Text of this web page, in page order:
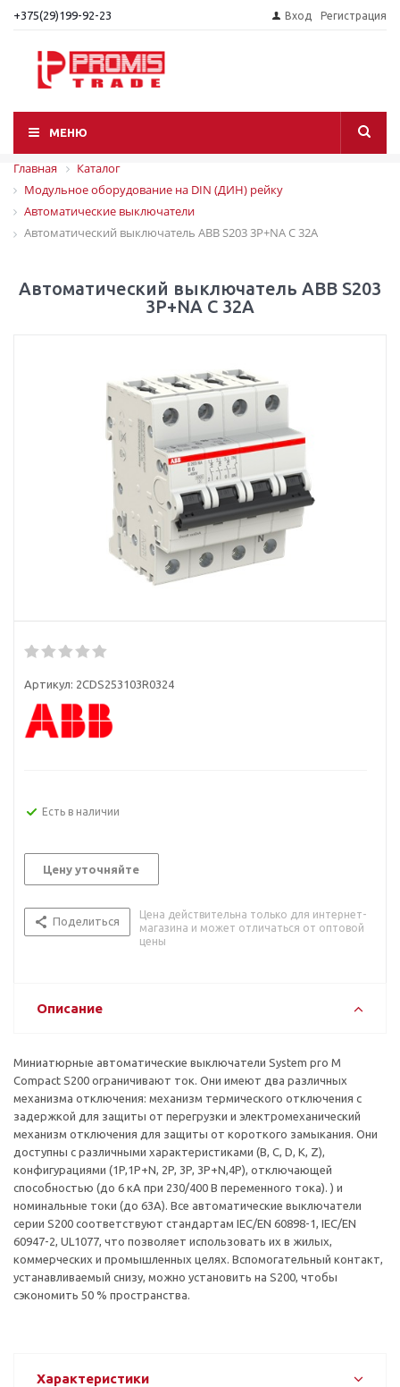
+375(29)199-92-23 Вход Регистрация
МЕНЮ
Главная
Каталог
Модульное оборудование на DIN (ДИН) рейку
Автоматические выключатели
Автоматический выключатель ABB S203 3P+NA C 32A
Автоматический выключатель ABB S203
3P+NA C 32A
Артикул: 2CDS253103R0324
Есть в наличии
Цену уточняйте
Поделиться
Цена действительна только для интернет-
магазина и может отличаться от оптовой
цены
Описание
Миниатюрные автоматические выключатели System pro M
Compact S200 ограничивают ток. Они имеют два различных
механизма отключения: механизм термического отключения с
задержкой для защиты от перегрузки и электромеханический
механизм отключения для защиты от короткого замыкания. Они
доступны с различными характеристиками (B, C, D, K, Z),
конфигурациями (1P,1P+N, 2P, 3P, 3P+N,4P), отключающей
способностью (до 6 кА при 230/400 В переменного тока). ) и
номинальные токи (до 63А). Все автоматические выключатели
серии S200 соответствуют стандартам IEC/EN 60898-1, IEC/EN
60947-2, UL1077, что позволяет использовать их в жилых,
коммерческих и промышленных целях. Вспомогательный контакт,
устанавливаемый снизу, можно установить на S200, чтобы
сэкономить 50 % пространства.
Характеристики